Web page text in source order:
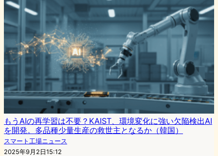
もうAIの再学習は不要？KAIST、環境変化に強い欠陥検出AI
を開発。多品種少量生産の救世主となるか（韓国）
スマート工場ニュース
2025年9月2日15:12